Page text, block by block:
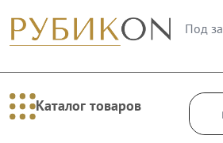
Под
Каталог товаров